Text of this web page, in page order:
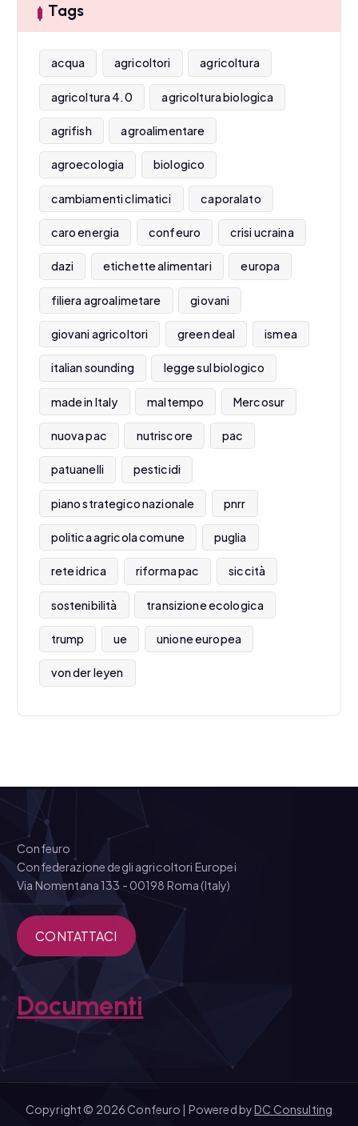
Tags
acqua agricoltori agricoltura
agricoltura 4.0 agricoltura biologica
agrifish agroalimentare
agroecologia biologico
cambiamenti climatici caporalato
caro energia confeuro crisi ucraina
dazi etichette alimentari europa
filiera agroalimetare giovani
giovani agricoltori green deal ismea
italian sounding legge sul biologico
made in Italy maltempo Mercosur
nuova pac nutriscore pac
patuanelli pesticidi
piano strategico nazionale pnrr
politica agricola comune puglia
rete idrica riforma pac siccità
sostenibilità transizione ecologica
trump ue unione europea
von der leyen
Confeuro
Confederazione degli agricoltori Europei
Via Nomentana 133 - 00198 Roma (Italy)
CONTATTACI
Documenti
Copyright © 2026 Confeuro | Powered byDC Consulting